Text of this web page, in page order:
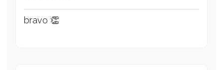
bravo 👏